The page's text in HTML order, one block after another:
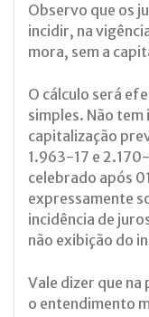
Observo que os
incidir, na
mora, sem a
O cálculo será
simples. Não tem
capitalização
1.963-17 e
celebrado após
expressamente
incidência de
não exibição do
Vale dizer que
o entendimento